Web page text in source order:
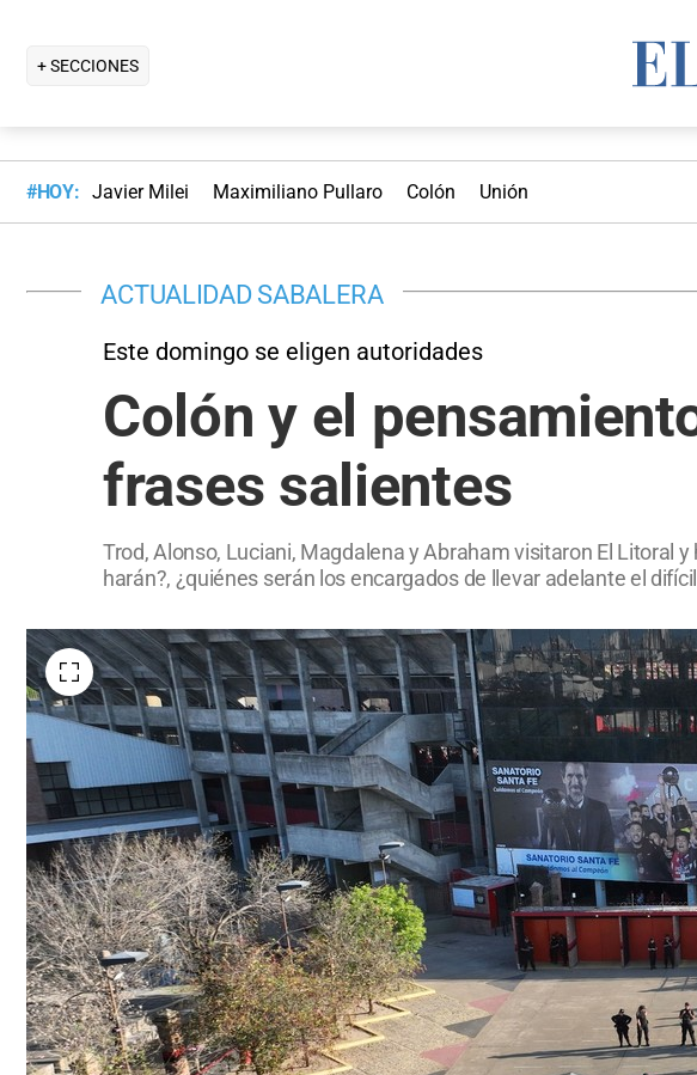
+ SECCIONES
#HOY: Javier Milei Maximiliano Pullaro Colón Unión
ACTUALIDAD SABALERA
Este domingo se eligen autoridades
Colón y el
frases salientes
Trod, Alonso, Luciani, Magdalena y Abraham visitaron El Litoral
harán?, ¿quiénes serán los encargados de llevar adelante el